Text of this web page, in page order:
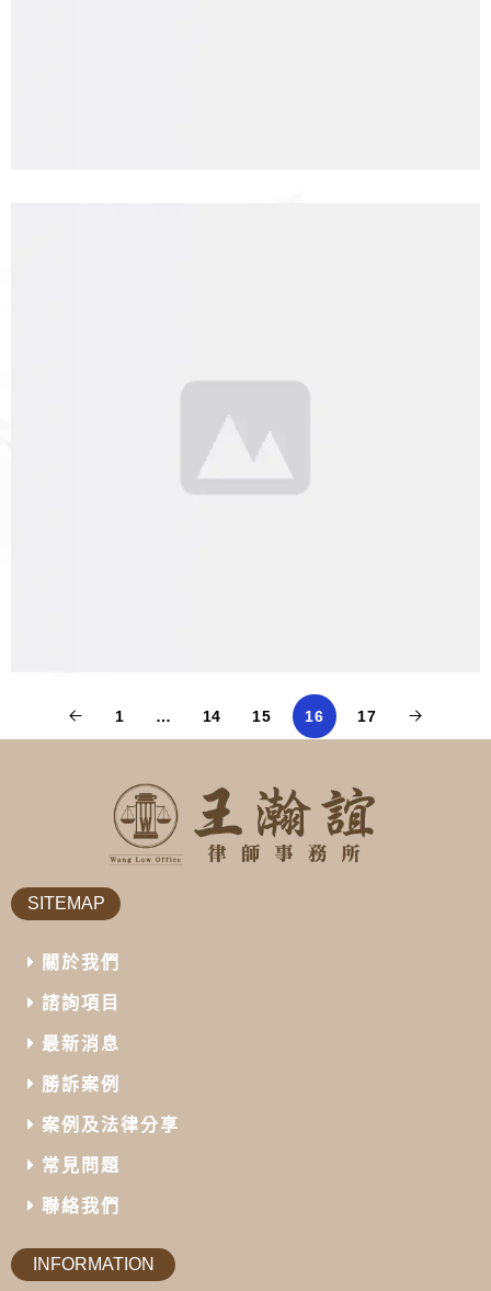
1 … 14 15 16 17
SITEMAP
關於我們
諮詢項目
最新消息
勝訴案例
案例及法律分享
常見問題
聯絡我們
INFORMATION